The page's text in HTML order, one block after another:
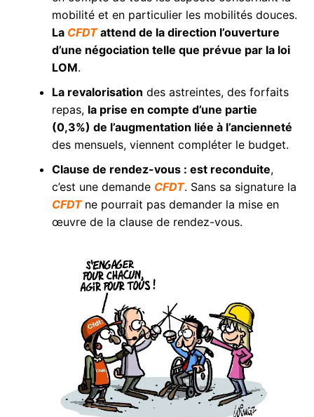
mobilité et en particulier les mobilités douces.
La CFDTattend de la direction l’ouverture
d’une négociation telle que prévue par la loi
LOM.
La revalorisation des astreintes, des forfaits
repas, la prise en compte d’une partie
(0,3%) de l’augmentation liée à l’ancienneté
des mensuels, viennent compléter le budget.
Clause de rendez-vous : est reconduite,
c’est une demande CFDT. Sans sa signature la
CFDT ne pourrait pas demander la mise en
œuvre de la clause de rendez-vous.